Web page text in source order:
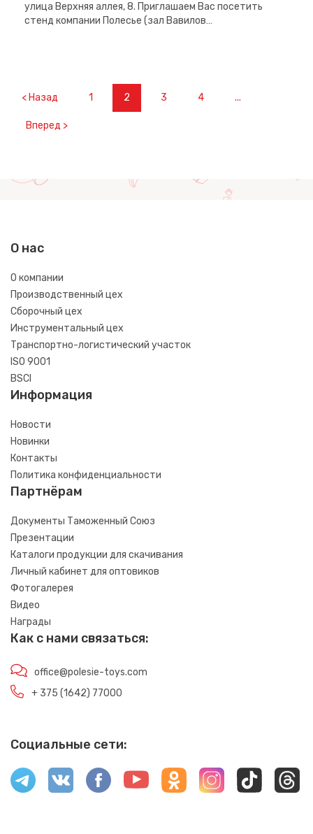
улица Верхняя аллея, 8. Приглашаем Вас посетить
стенд компании Полесье (зал Вавилов…
< Назад 1 2 3 4 ...
Вперед >
О нас
О компании
Производственный цех
Сборочный цех
Инструментальный цех
Транспортно-логистический участок
ISO 9001
BSCI
Информация
Новости
Новинки
Контакты
Политика конфиденциальности
Партнёрам
Документы Таможенный Союз
Презентации
Каталоги продукции для скачивания
Личный кабинет для оптовиков
Фотогалерея
Видео
Награды
Как с нами связаться:
office@polesie-toys.com
+ 375 (1642) 77000
Социальные сети: